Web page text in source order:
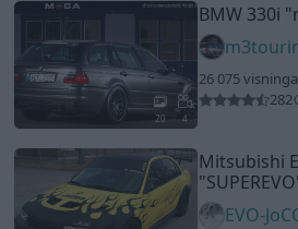
20 4
BMW 330i
26 075
282
Mitsubishi
EVO-